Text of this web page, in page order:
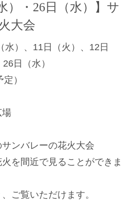
）・26日（水）】サ
大会
水）、11日（火）、12日
日（水）
）
場
ンバレーの花火大会
を間近で見ることができま
ご覧いただけます。